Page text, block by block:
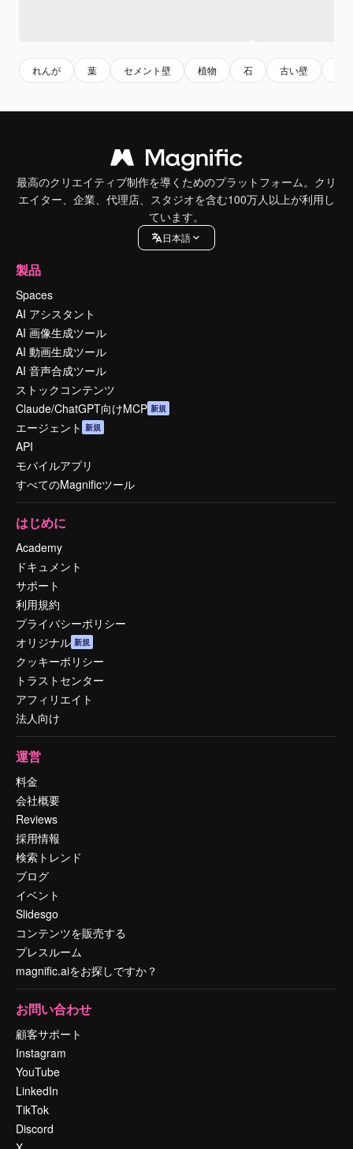
れんが 葉 セメント壁 植物 石 古い壁
最高のクリエイティブ制作を導くためのプラットフォーム。クリ
エイター、企業、代理店、スタジオを含む100万人以上が利用し
ています。
日本語
製品
Spaces
AI アシスタント
AI 画像生成ツール
AI 動画生成ツール
AI 音声合成ツール
ストックコンテンツ
Claude/ChatGPT向けMCP 新規
エージェント 新規
API
モバイルアプリ
すべてのMagnificツール
はじめに
Academy
ドキュメント
サポート
利用規約
プライバシーポリシー
オリジナル 新規
クッキーポリシー
トラストセンター
アフィリエイト
法人向け
運営
料金
会社概要
Reviews
採用情報
検索トレンド
ブログ
イベント
Slidesgo
コンテンツを販売する
プレスルーム
magnific.aiをお探しですか？
お問い合わせ
顧客サポート
Instagram
YouTube
LinkedIn
TikTok
Discord